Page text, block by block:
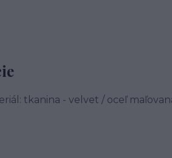
tkanina - velvet / oceľ